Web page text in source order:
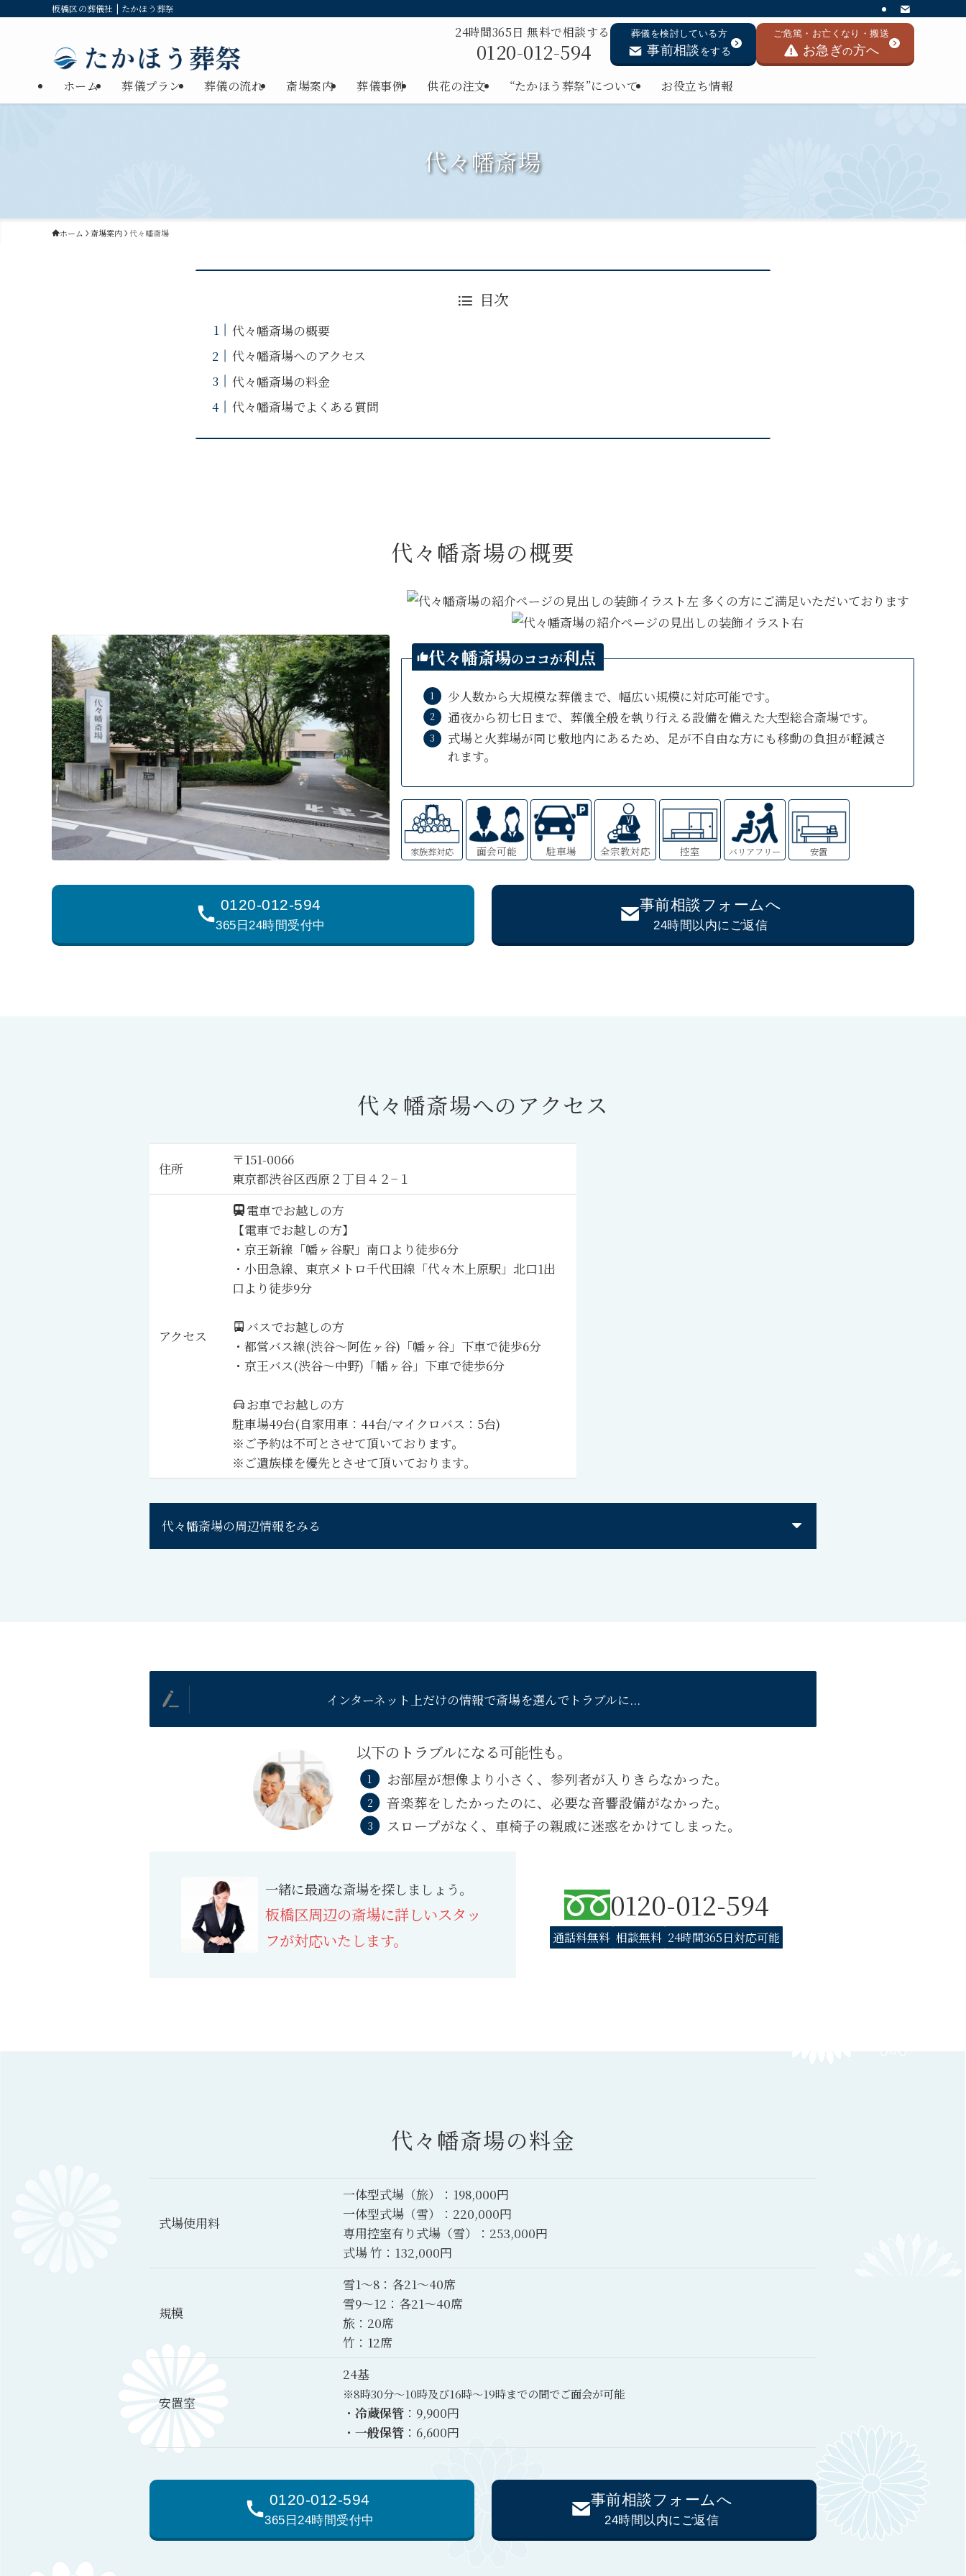
板橋区の葬儀社 | たかほう葬祭
ホーム 葬儀プラン 葬儀の流れ 斎場案内 葬儀事例 供花の注文 “たかほう葬祭”について お役立ち情報
24時間365日 無料で相談する
0120-012-594
葬儀を検討している方
事前相談をする
ご危篤・お亡くなり・搬送
お急ぎの方へ
代々幡斎場
ホーム 斎場案内 代々幡斎場
目次
代々幡斎場の概要
代々幡斎場へのアクセス
代々幡斎場の料金
代々幡斎場でよくある質問
代々幡斎場の概要
多くの方にご満足いただいております
代々幡斎場のココが利点
少人数から大規模な葬儀まで、幅広い規模に対応可能です。
通夜から初七日まで、葬儀全般を執り行える設備を備えた大型総合斎場です。
式場と火葬場が同じ敷地内にあるため、足が不自由な方にも移動の負担が軽減さ
れます。
家族葬対応 面会可能 駐車場 全宗教対応 控室 バリアフリー 安置
0120-012-594
365日24時間受付中
事前相談フォームへ
24時間以内にご返信
代々幡斎場へのアクセス
住所
〒151-0066
東京都渋谷区西原２丁目４２−１
アクセス
電車でお越しの方
【電車でお越しの方】
・京王新線「幡ヶ谷駅」南口より徒歩6分
・小田急線、東京メトロ千代田線「代々木上原駅」北口1出
口より徒歩9分
バスでお越しの方
・都営バス線(渋谷～阿佐ヶ谷) 「幡ヶ谷」下車で徒歩6分
・京王バス(渋谷～中野) 「幡ヶ谷」下車で徒歩6分
お車でお越しの方
駐車場49台(自家用車：44台/マイクロバス：5台)
※ご予約は不可とさせて頂いております。
※ご遺族様を優先とさせて頂いております。
代々幡斎場の周辺情報をみる
インターネット上だけの情報で斎場を選んでトラブルに...
以下のトラブルになる可能性も。
お部屋が想像より小さく、参列者が入りきらなかった。
音楽葬をしたかったのに、必要な音響設備がなかった。
スロープがなく、車椅子の親戚に迷惑をかけてしまった。
一緒に最適な斎場を探しましょう。
板橋区周辺の斎場に詳しいスタッ
フが対応いたします。
0120-012-594
通話料無料 相談無料 24時間365日対応可能
代々幡斎場の料金
式場使用料
一体型式場（旅）：198,000円
一体型式場（雪）：220,000円
専用控室有り式場（雪）：253,000円
式場 竹：132,000円
規模
雪1～8：各21～40席
雪9～12：各21～40席
旅：20席
竹：12席
安置室
24基
※8時30分～10時及び16時～19時までの間でご面会が可能
・ 冷蔵保管：9,900円
・ 一般保管：6,600円
0120-012-594
365日24時間受付中
事前相談フォームへ
24時間以内にご返信